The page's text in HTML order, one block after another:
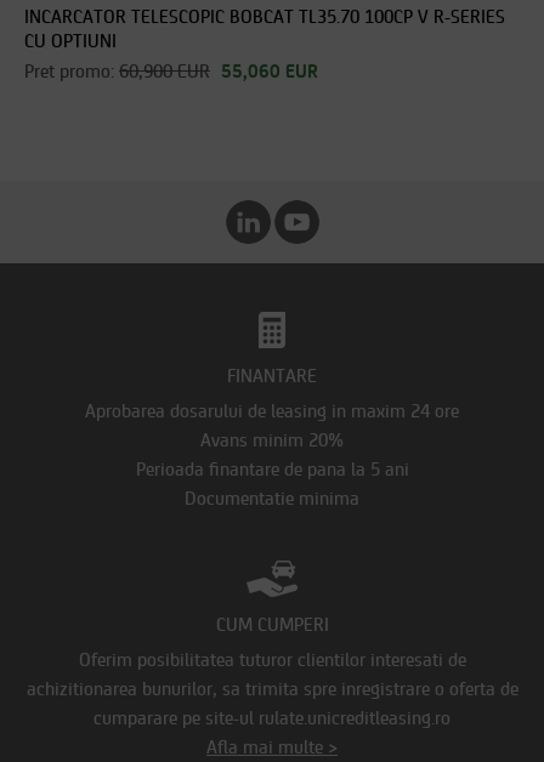
INCARCATOR TELESCOPIC BOBCAT TL35.70 100CP V R-SERIES
CU OPTIUNI
Pret promo: 60,900 EUR 55,060 EUR
FINANTARE
Aprobarea dosarului de leasing in maxim 24 ore
Avans minim 20%
Perioada finantare de pana la 5 ani
Documentatie minima
CUM CUMPERI
Oferim posibilitatea tuturor clientilor interesati de
achizitionarea bunurilor, sa trimita spre inregistrare o oferta de
cumparare pe site-ul rulate.unicreditleasing.ro
Afla mai multe >